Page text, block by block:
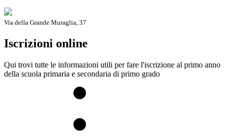
Via della Grande Muraglia, 37
Iscrizioni online
Qui trovi tutte le informazioni utili per fare l'iscrizione al primo anno
della scuola primaria e secondaria di primo grado